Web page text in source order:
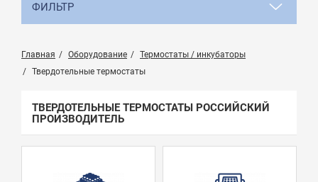
ФИЛЬТР
Главная Оборудование
Термостаты / инкубаторы
Твердотельные термостаты
ТВЕРДОТЕЛЬНЫЕ ТЕРМОСТАТЫ РОССИЙСКИЙ
ПРОИЗВОДИТЕЛЬ